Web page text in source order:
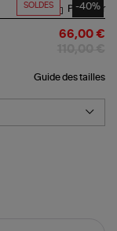
SOLDES -40%
Partager
66,00 €
Guide des tailles